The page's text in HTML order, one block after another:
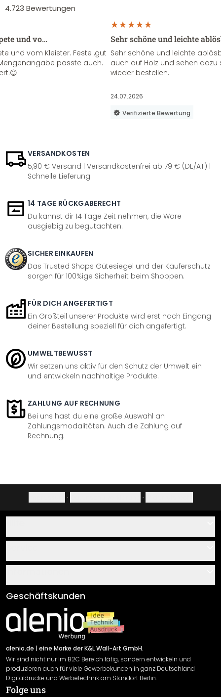
4.723 Bewertungen
und vo…
und vom Kleister. Feste ,gut
passte auch.
Sehr schöne und leichte
Sehr schöne und leichte
auch auf Holz und sehen
wieder bestellen.
24.07.2026
Verifizierte Bewertung
VERSANDKOSTEN
5,90 € Versand | Versandkostenfrei ab 79 € (DE/AT) |
Schnelle Lieferung
14 TAGE RÜCKGABERECHT
Du kannst dir 14 Tage Zeit nehmen, die Ware
ausgiebig zu begutachten.
SICHER EINKAUFEN
Das Trusted Shops Gütesiegel und der Käuferschutz
sorgen für 100%ige Sicherheit beim Shoppen.
FÜR DICH ANGEFERTIGT
Ein Großteil unserer Produkte wird erst nach Eingang
deiner Bestellung speziell für dich angefertigt.
UMWELTBEWUSST
Wir setzen uns aktiv für den Schutz der Umwelt ein
und entwickeln nachhaltige Produkte.
ZAHLUNG AUF RECHNUNG
Bei uns hast du eine große Auswahl an
Zahlungsmodalitäten. Auch die Zahlung auf
Rechnung.
· ·
Über uns
Klebe- und Montageanleitungen
Newsletter An-/Abmeldung
Sendungsverfolgung
AGB
Impressum
Versand & Zahlung
Rücksendung
Widerrufsrecht
Datenschutzerklärung
Gewährleistung
Geschäftskunden
alenio.de | eine Marke der K&L Wall-Art GmbH.
Wir sind nicht nur im B2C Bereich tätig, sondern entwickeln und
produzieren auch für viele Gewerbekunden in ganz Deutschland
Digitaldrucke und Werbetechnik am Standort Berlin.
Folge uns